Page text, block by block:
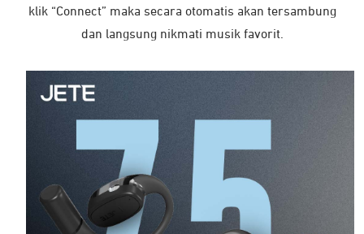
klik “Connect” maka secara otomatis akan tersambung
dan langsung nikmati musik favorit.